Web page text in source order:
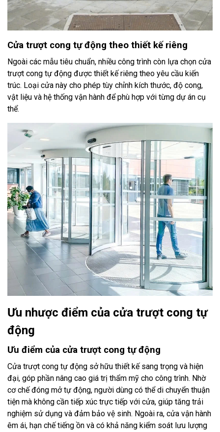
Cửa trượt cong tự động theo thiết kế riêng
Ngoài các mẫu tiêu chuẩn, nhiều công trình còn lựa chọn cửa
trượt cong tự động được thiết kế riêng theo yêu cầu kiến
trúc. Loại cửa này cho phép tùy chỉnh kích thước, độ cong,
vật liệu và hệ thống vận hành để phù hợp với từng dự án cụ
thể.
Ưu nhược điểm của cửa trượt cong tự
động
Ưu điểm của cửa trượt cong tự động
Cửa trượt cong tự động sở hữu thiết kế sang trọng và hiện
đại, góp phần nâng cao giá trị thẩm mỹ cho công trình. Nhờ
cơ chế đóng mở tự động, người dùng có thể di chuyển thuận
tiện mà không cần tiếp xúc trực tiếp với cửa, giúp tăng trải
nghiệm sử dụng và đảm bảo vệ sinh. Ngoài ra, cửa vận hành
êm ái, hạn chế tiếng ồn và có khả năng kiểm soát lưu lượng